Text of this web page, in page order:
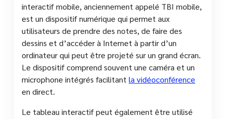
interactif mobile, anciennement appelé TBI mobile,
est un dispositif numérique qui permet aux
utilisateurs de prendre des notes, de faire des
dessins et d’accéder à Internet à partir d’un
ordinateur qui peut être projeté sur un grand écran.
Le dispositif comprend souvent une caméra et un
microphone intégrés facilitant la vidéoconférence
en direct.
Le tableau interactif peut également être utilisé